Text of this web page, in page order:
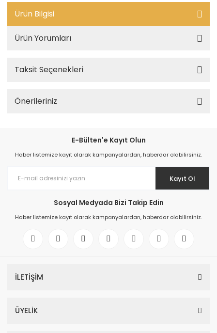
Ürün Bilgisi
Ürün Yorumları
Taksit Seçenekleri
Önerileriniz
E-Bülten'e Kayıt Olun
Haber listemize kayıt olarak kampanyalardan, haberdar olabilirsiniz.
Kayıt Ol
Sosyal Medyada Bizi Takip Edin
Haber listemize kayıt olarak kampanyalardan, haberdar olabilirsiniz.
İLETİŞİM
ÜYELİK